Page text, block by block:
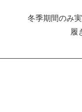
冬季期間のみ
履